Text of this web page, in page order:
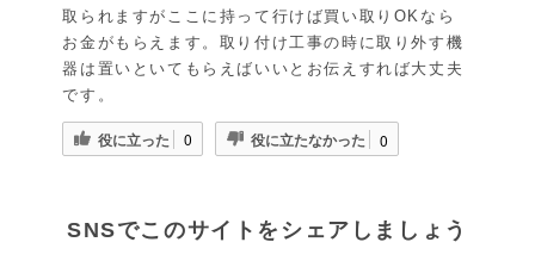
取られますがここに持って行けば買い取りOKなら
お金がもらえます。取り付け工事の時に取り外す機
器は置いといてもらえばいいとお伝えすれば大丈夫
です。
役に立った 0 役に立たなかった 0
SNSでこのサイトをシェアしましょう